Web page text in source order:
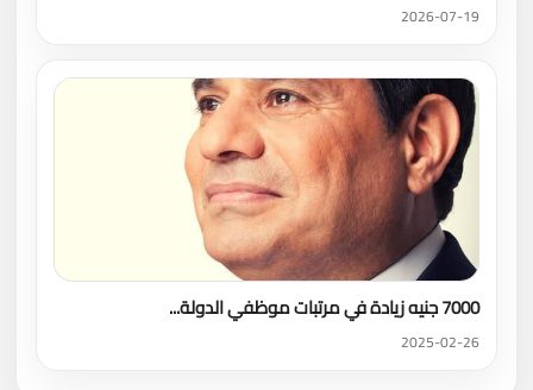
2026-07-19
7000 جنيه زيادة في مرتبات موظفي الدولة...
2025-02-26